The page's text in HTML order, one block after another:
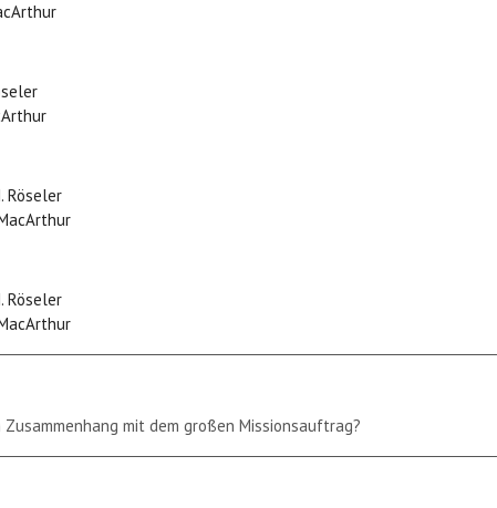
Röseler
Röseler
mit dem großen Missionsauftrag?